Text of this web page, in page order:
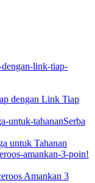
dengan Link Tiap
Serba
untuk Tahanan
Amankan 3